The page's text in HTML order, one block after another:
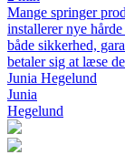
Mange springer
installerer nye
både sikkerhed,
betaler sig at læse
Junia Hegelund
Junia
Hegelund